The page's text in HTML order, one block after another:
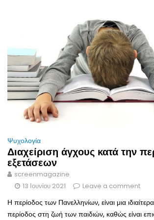
Ψυχολογία
Διαχείριση άγχους κατά την
εξετάσεων
screenmagazine
13 Ιουνίου 2021
Leave a comment
Η περίοδος των Πανελληνίων, είναι μια
περίοδος στη ζωή των παιδιών, καθώς είναι